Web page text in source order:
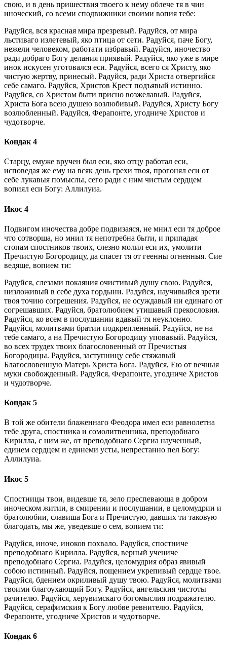
свою, и в день пришествия твоего к нему облече тя в чин
иноческий, со всеми сподвижники своими вопия тебе:
Радуйся, вся красная мира презревый. Радуйся, от мира
льстиваго излетевый, яко птица от сети. Радуйся, паче Богу,
нежели человеком, работати избравый. Радуйся, иночество
ради добраго Богу делания приявый. Радуйся, яко уже в мире
инок искусен уготовался еси. Радуйся, всего ся Христу, яко
чистую жертву, принесый. Радуйся, ради Христа отвергийся
себе самаго. Радуйся, Христов Крест подъявый истинно.
Радуйся, со Христом быти присно возжелавый. Радуйся,
Христа Бога всею душею возлюбивый. Радуйся, Христу Богу
возлюбленный. Радуйся, Ферапонте, угодниче Христов и
чудотворче.
Кондак 4
Старцу, емуже вручен был еси, яко отцу работал еси,
исповедая же ему на всяк день грехи твоя, прогонял еси от
себе лукавыя помыслы, сего ради с ним чистым сердцем
вопиял еси Богу: Аллилуиа.
Икос 4
Подвигом иночества добре подвизаяся, не мнил еси тя доброе
что сотворша, но мнил тя непотребна быти, и припадая
стопам спостников твоих, слезно молил еси их, умолити
Пречистую Богородицу, да спасет тя от геенны огненныя. Сие
ведяще, вопием ти:
Радуйся, слезами покаяния очистивый душу свою. Радуйся,
низложивый в себе духа гордыни. Радуйся, научивыйся зрети
твоя точию согрешения. Радуйся, не осуждавый ни единаго от
согрешавших. Радуйся, братолюбием утишавый прекословия.
Радуйся, ко всем в послушании вдавый тя неуклонно.
Радуйся, молитвами братии подкрепленный. Радуйся, не на
тебе самаго, а на Пречистую Богородицу уповавый. Радуйся,
во всех трудех твоих благословенный от Пречистыя
Богородицы. Радуйся, заступницу себе стяжавый
Благословенную Матерь Христа Бога. Радуйся, Ею от вечныя
муки свобожденный. Радуйся, Ферапонте, угодниче Христов
и чудотворче.
Кондак 5
В той же обители блаженнаго Феодора имел еси равнолетна
тебе друга, спостника и сомолитвенника, преподобнаго
Кирилла, с ним же, от преподобнаго Сергиа наученный,
единем сердцем и единеми усты, непрестанно пел Богу:
Аллилуиа.
Икос 5
Спостницы твои, видевше тя, зело преспевающа в добром
иноческом житии, в смирении и послушании, в целомудрии и
братолюбии, славиша Бога и Пречистую, давших ти таковую
благодать, мы же, уведевше о сем, вопием ти:
Радуйся, иноче, иноков похвало. Радуйся, спостниче
преподобнаго Кирилла. Радуйся, верный учениче
преподобнаго Сергиа. Радуйся, целомудрия образ явивый
собою истинный. Радуйся, пощением укрепивый сердце твое.
Радуйся, бдением окриливый душу твою. Радуйся, молитвами
твоими благоухающий Богу. Радуйся, ангельския чистоты
рачителю. Радуйся, херувимскаго богомыслия подражателю.
Радуйся, серафимския к Богу любве ревнителю. Радуйся,
Ферапонте, угодниче Христов и чудотворче.
Кондак 6